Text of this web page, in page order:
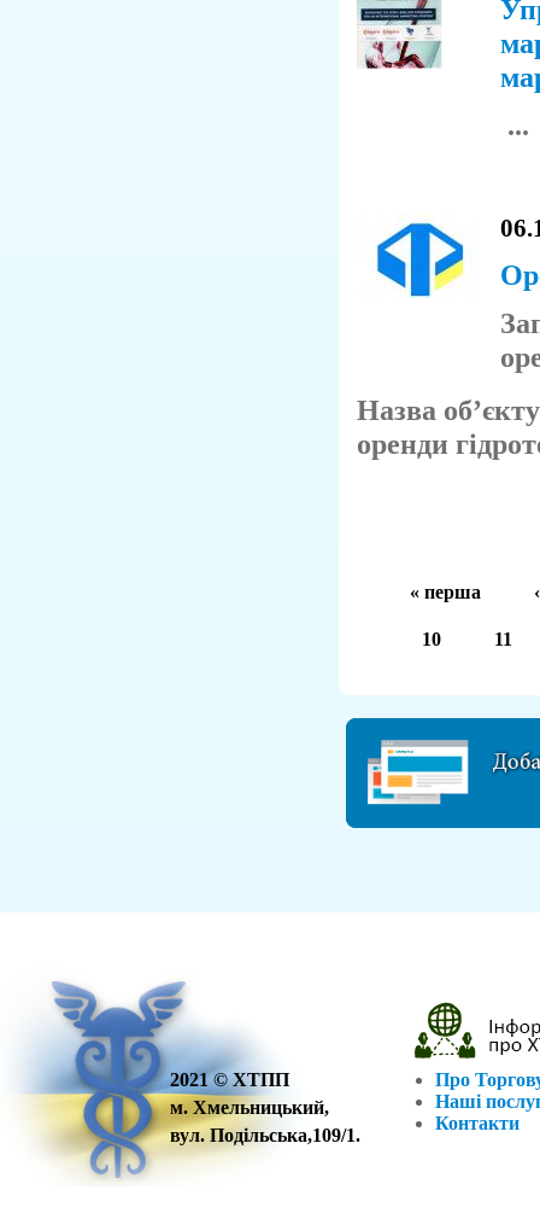
...
Назва
оренди
« перша
10 11
2021 © ХТПП
м. Хмельницький,
вул. Подільська,109/1.
Про
Наші
Контакти